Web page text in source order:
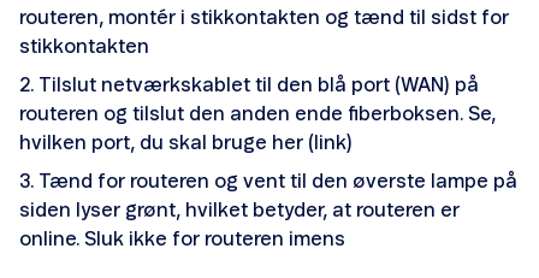
Opsætning og hjælp
routeren, montér i stikkontakten og tænd til sidst for
stikkontakten
Tilslut netværkskablet til den blå port (WAN) på
routeren og tilslut den anden ende fiberboksen. Se,
hvilken port, du skal bruge her (link)
Tænd for routeren og vent til den øverste lampe på
siden lyser grønt, hvilket betyder, at routeren er
online. Sluk ikke for routeren imens